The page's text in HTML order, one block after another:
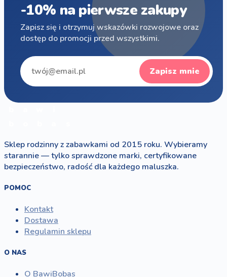
-10% na pierwsze zakupy
Zapisz się i otrzymuj wskazówki rozwojowe oraz
dostęp do promocji przed wszystkimi.
Zapisz mnie
Sklep rodzinny z zabawkami od 2015 roku. Wybieramy
starannie — tylko sprawdzone marki, certyfikowane
bezpieczeństwo, radość dla każdego maluszka.
POMOC
Kontakt
Dostawa
Regulamin sklepu
O NAS
O BawiBobas